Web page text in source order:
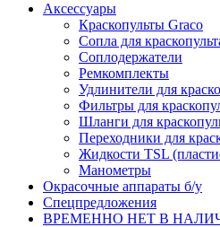
Аксессуары
Краскопульты Graco
Сопла для
Соплодержатели
Ремкомплекты
Удлинители для
Фильтры для
Шланги для
Переходники для
Жидкости TSL
Манометры
Окрасочные аппараты б/у
Спецпредложения
ВРЕМЕННО НЕТ В